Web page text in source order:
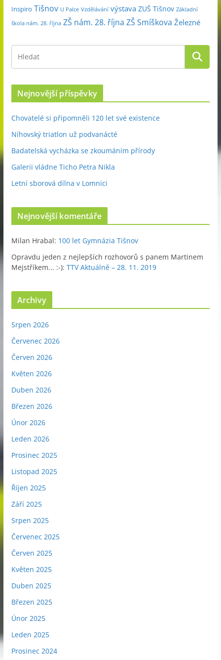
Inspiro Tišnov U Palce Vzdělávání výstava ZUŠ Tišnov Základní
škola nám. 28. října ZŠ nám. 28. října ZŠ Smíškova Železné
Nejnovější příspěvky
Chovatelé si připomněli 120 let své existence
Níhovský triatlon už podvanácté
Badatelská vycházka se zkoumáním přírody
Galerii vládne Ticho Petra Nikla
Letní sborová dílna v Lomnici
Nejnovější komentáře
Milan Hrabal: 100 let Gymnázia Tišnov
Opravdu jeden z nejlepších rozhovorů s panem Martinem
Mejstříkem... :-): TTV Aktuálně – 28. 11. 2019
Archivy
Srpen 2026
Červenec 2026
Červen 2026
Květen 2026
Duben 2026
Březen 2026
Únor 2026
Leden 2026
Prosinec 2025
Listopad 2025
Říjen 2025
Září 2025
Srpen 2025
Červenec 2025
Červen 2025
Květen 2025
Duben 2025
Březen 2025
Únor 2025
Leden 2025
Prosinec 2024